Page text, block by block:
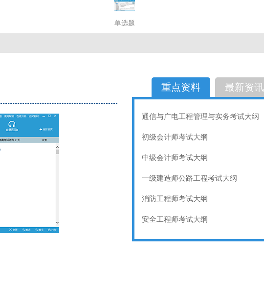
单选题
选择题
重点资料 最新资讯
通信与广电工程管理与实务考试大纲
初级会计师考试大纲
中级会计师考试大纲
一级建造师公路工程考试大纲
消防工程师考试大纲
安全工程师考试大纲